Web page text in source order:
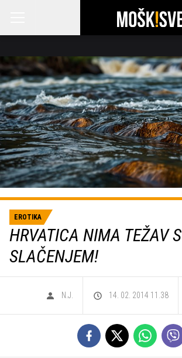
EROTIKA
HRVATICA NIMA TEŽAV S
SLAČENJEM!
N.J. 14. 02. 2014 11.38